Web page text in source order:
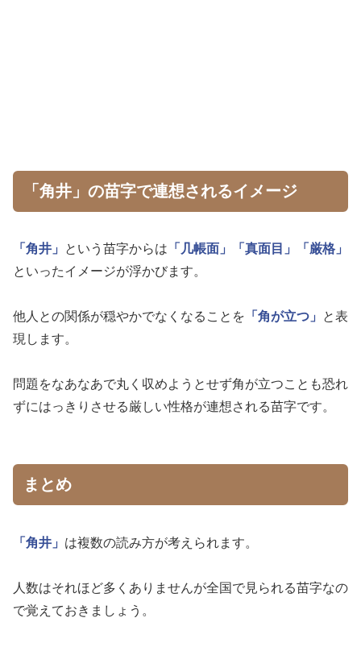
「角井」の苗字で連想されるイメージ
「角井」 という苗字からは 「几帳面」 「真面目」
「厳格」
といったイメージが浮かびます。
他人との関係が穏やかでなくなることを 「角が立つ」
と表
現します。
問題をなあなあで丸く収めようとせず角が立つことも恐れ
ずにはっきりさせる厳しい性格が連想される苗字です。
まとめ
「角井」 は複数の読み方が考えられます。
人数はそれほど多くありませんが全国で見られる苗字なの
で覚えておきましょう。